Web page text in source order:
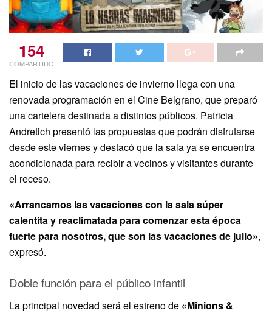
154
COMPARTIDO
El inicio de las vacaciones de invierno llega con una
renovada programación en el Cine Belgrano, que preparó
una cartelera destinada a distintos públicos. Patricia
Andretich presentó las propuestas que podrán disfrutarse
desde este viernes y destacó que la sala ya se encuentra
acondicionada para recibir a vecinos y visitantes durante
el receso.
«Arrancamos las vacaciones con la sala súper
calentita y reaclimatada para comenzar esta época
fuerte para nosotros, que son las vacaciones de julio»,
expresó.
Doble función para el público infantil
La principal novedad será el estreno de «Minions &